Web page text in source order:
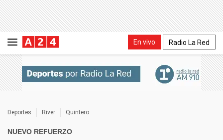
En vivo Radio La Red
Deportes River Quintero
NUEVO REFUERZO